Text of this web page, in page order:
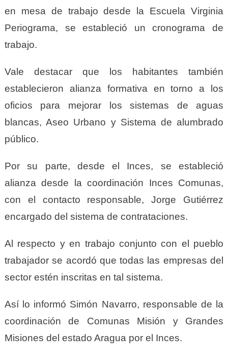
en mesa de trabajo desde la Escuela Virginia
Periograma, se estableció un cronograma de
trabajo.
Vale destacar que los habitantes también
establecieron alianza formativa en torno a los
oficios para mejorar los sistemas de aguas
blancas, Aseo Urbano y Sistema de alumbrado
público.
Por su parte, desde el Inces, se estableció
alianza desde la coordinación Inces Comunas,
con el contacto responsable, Jorge Gutiérrez
encargado del sistema de contrataciones.
Al respecto y en trabajo conjunto con el pueblo
trabajador se acordó que todas las empresas del
sector estén inscritas en tal sistema.
Así lo informó Simón Navarro, responsable de la
coordinación de Comunas Misión y Grandes
Misiones del estado Aragua por el Inces.